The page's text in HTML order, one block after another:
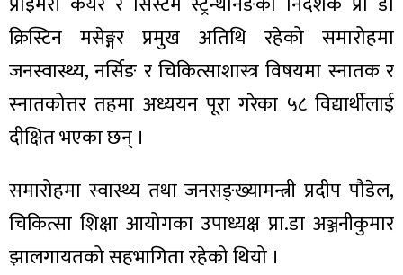
क्रिस्टिन मसेङ्गर प्रमुख अतिथि रहेको समारोहमा
जनस्वास्थ्य, नर्सिङ र चिकित्साशास्त्र विषयमा स्नातक र
स्नातकोत्तर तहमा अध्ययन पूरा गरेका ५८ विद्यार्थीलाई
दीक्षित भएका छन् ।
समारोहमा स्वास्थ्य तथा जनसङ्ख्यामन्त्री प्रदीप पौडेल,
चिकित्सा शिक्षा आयोगका उपाध्यक्ष प्रा.डा अञ्जनीकुमार
झालगायतको सहभागिता रहेको थियो ।